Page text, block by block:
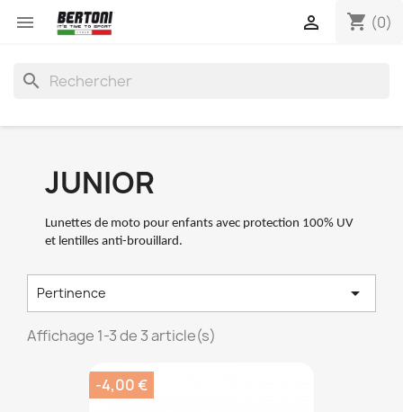
 shopping_cart (0)

search
JUNIOR
Lunettes de moto pour enfants avec protection 100% UV
et lentilles anti-brouillard.
Pertinence 
Affichage 1-3 de 3 article(s)
-4,00 €